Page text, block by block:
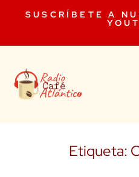
SUSCRÍBETE A
Etiqueta: